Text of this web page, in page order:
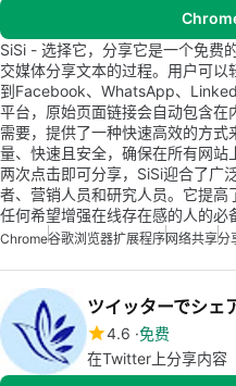
SiSi - 选择它，分享它是一个免费
交媒体分享文本的过程。用户可
到Facebook、WhatsApp、
平台，原始页面链接会自动包含
需要，提供了一种快速高效的方
量、快速且安全，确保在所有网
两次点击即可分享，SiSi迎合了广
者、营销人员和研究人员。它提
任何希望增强在线存在感的人的必
Chrome谷歌浏览器扩展程序网络共享分
ツイッターでシェ
4.6 免费
在Twitter上分享内容